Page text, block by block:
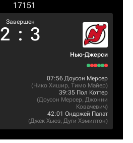
17151
Завершен
2 : 3
Нью-Джерси
07:56 Доусон Мерсер
(Нико Хишир, Тимо Майер)
39:35 Пол Коттер
(Доусон Мерсер, Джонни
Ковачевич)
42:01 Ондржей Палат
(Джек Хьюз, Дуги Хэмилтон)